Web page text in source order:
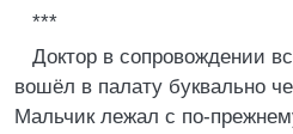
***
Доктор в сопровождении
вошёл в палату буквально
Мальчик лежал с по-